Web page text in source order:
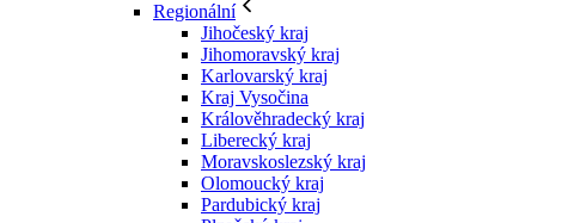
Regionální
Jihočeský kraj
Jihomoravský kraj
Karlovarský kraj
Kraj Vysočina
Králověhradecký kraj
Liberecký kraj
Moravskoslezský kraj
Olomoucký kraj
Pardubický kraj